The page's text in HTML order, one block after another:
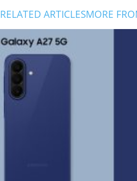
RELATED ARTICLESMORE